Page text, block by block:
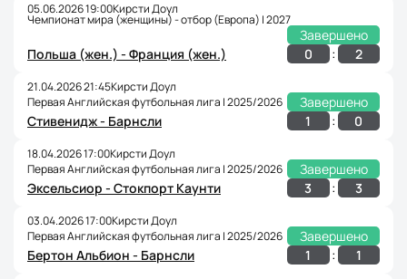
05.06.2026 19:00Кирсти Доул
Чемпионат мира (женщины) - отбор (Европа) | 2027
Завершено
Польша (жен.) - Франция (жен.)
0 : 2
21.04.2026 21:45Кирсти Доул
Первая Английская футбольная лига | 2025/2026
Завершено
Стивенидж - Барнсли
1 : 0
18.04.2026 17:00Кирсти Доул
Первая Английская футбольная лига | 2025/2026
Завершено
Эксельсиор - Стокпорт Каунти
3 : 3
03.04.2026 17:00Кирсти Доул
Первая Английская футбольная лига | 2025/2026
Завершено
Бертон Альбион - Барнсли
1 : 1